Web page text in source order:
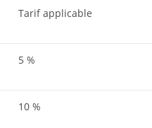
Tarif applicable
5 %
10 %